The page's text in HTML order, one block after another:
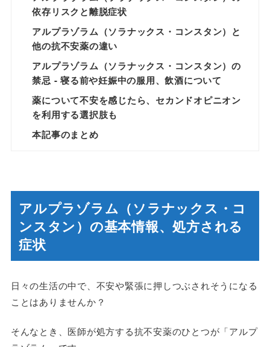
依存リスクと離脱症状
アルプラゾラム（ソラナックス・コンスタン）と
他の抗不安薬の違い
アルプラゾラム（ソラナックス・コンスタン）の
禁忌 - 寝る前や妊娠中の服用、飲酒について
薬について不安を感じたら、セカンドオピニオン
を利用する選択肢も
本記事のまとめ
アルプラゾラム（ソラナックス・コ
ンスタン）の基本情報、処方される
症状
日々の生活の中で、不安や緊張に押しつぶされそうになる
ことはありませんか？
そんなとき、医師が処方する抗不安薬のひとつが「アルプ